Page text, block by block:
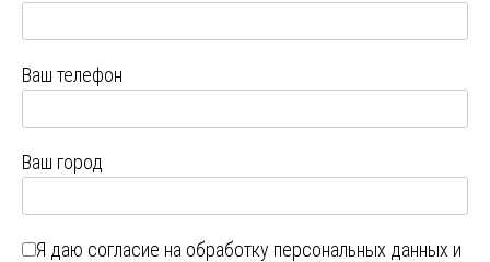
Ваш телефон
Ваш город
Я даю согласие на обработку персональных данных и